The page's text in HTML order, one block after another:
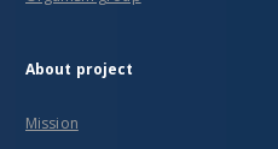
About project
Mission